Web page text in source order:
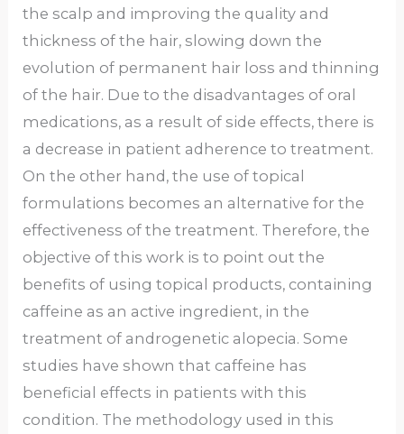
the scalp and improving the quality and
thickness of the hair, slowing down the
evolution of permanent hair loss and thinning
of the hair. Due to the disadvantages of oral
medications, as a result of side effects, there is
a decrease in patient adherence to treatment.
On the other hand, the use of topical
formulations becomes an alternative for the
effectiveness of the treatment. Therefore, the
objective of this work is to point out the
benefits of using topical products, containing
caffeine as an active ingredient, in the
treatment of androgenetic alopecia. Some
studies have shown that caffeine has
beneficial effects in patients with this
condition. The methodology used in this